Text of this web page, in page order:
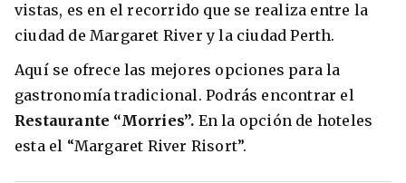
vistas, es en el recorrido que se realiza entre la
ciudad de Margaret River y la ciudad Perth.
Aquí se ofrece las mejores opciones para la
gastronomía tradicional. Podrás encontrar el
Restaurante “Morries”. En la opción de hoteles
esta el “Margaret River Risort”.